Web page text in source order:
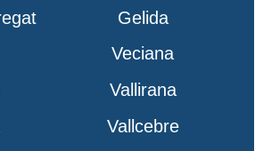
Gelida
Veciana
Vallirana
Vallcebre